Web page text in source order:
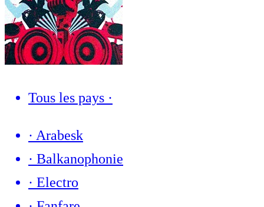
Tous les pays ·
· Arabesk
· Balkanophonie
· Electro